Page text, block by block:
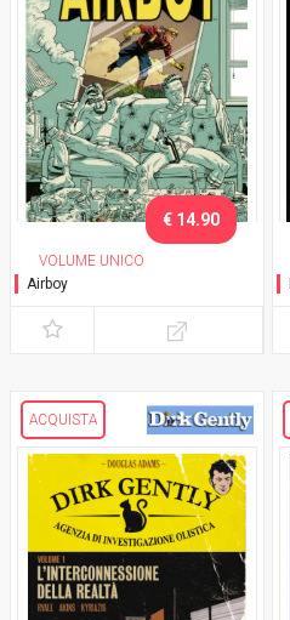
VOLUME UNICO
Airboy
€ 14.90
ACQUISTA